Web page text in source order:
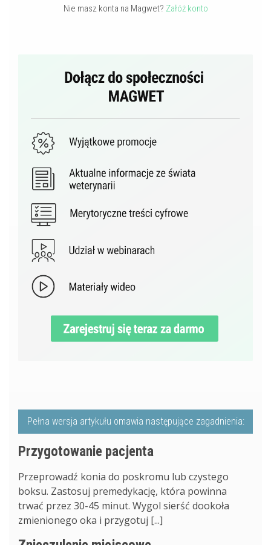
Nie masz konta na Magwet? Załóż konto
Pełna wersja artykułu omawia następujące zagadnienia:
Przygotowanie pacjenta
Przeprowadź konia do poskromu lub czystego
boksu. Zastosuj premedykację, która powinna
trwać przez 30-45 minut. Wygol sierść dookoła
zmienionego oka i przygotuj [...]